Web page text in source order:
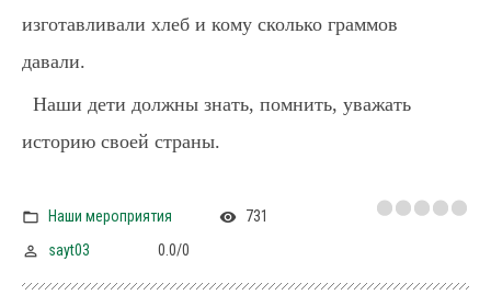
изготавливали хлеб и кому сколько граммов
давали.
Наши дети должны знать, помнить, уважать
историю своей страны.
Наши мероприятия
731
sayt03
0.0/0